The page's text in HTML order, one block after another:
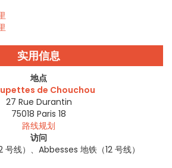
实用信息
地点
de Chouchou
27 Rue Durantin
75018 Paris 18
路线规划
访问
线）、Abbesses 地铁（12 号线）